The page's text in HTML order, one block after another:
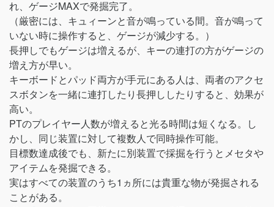
れ、ゲージMAXで発掘完了。
（厳密には、キュィーンと音が鳴っている間。音が鳴って
いない時に操作すると、ゲージが減少する。）
長押しでもゲージは増えるが、キーの連打の方がゲージの
増え方が早い。
キーボードとパッド両方が手元にある人は、両者のアクセ
スボタンを一緒に連打したり長押ししたりすると、効果が
高い。
PTのプレイヤー人数が増えると光る時間は短くなる。し
かし、同じ装置に対して複数人で同時操作可能。
目標数達成後でも、新たに別装置で採掘を行うとメセタや
アイテムを発掘できる。
実はすべての装置のうち1ヵ所には貴重な物が発掘される
ことがある。